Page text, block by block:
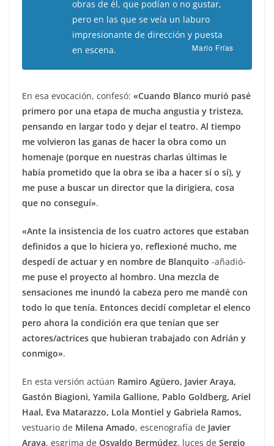
obras de él, que podían o no gustar,
pero en las que se veía un laburo
impresionante de dirección y puesta
en escena.
Mario Frías
En esa evocación, confesó: «Cuando Blanco murió pasé
primero por una etapa de mucha angustia y tristeza,
pensando en largar todo y dejar el teatro. Al tiempo
me volvieron las ganas de hacer la obra como un
homenaje (porque en nuestras charlas últimas le
había prometido que la obra se iba a hacer sí o sí), y
me puse a buscar un director que la dirigiera, cosa
que no conseguí».
«Ante la insistencia de los cuatro actores que estaban
definidos a que lo hiciera yo, reflexioné mucho, me
despedí de actuar y en nombre de Blanquito -añadió-
me puse el proyecto al hombro. Una mezcla de
sensaciones me inundó la cabeza pero me mandé con
todo lo que tenía. Entonces decidí completar el elenco
pero ahora la condición era que tenían que ser
actores/actrices que hubieran trabajado con Adrián y
conmigo».
En esta versión actúan Ramiro Agüero, Javier Araya,
Gastón Biagioni, Yamila Gallione, Pablo Goldberg, Ariel
Haal, Eva Matarazzo, Lola Montiel y Gabriela Ramos,
vestuario de Milena Amado, escenografía de Javier
Araya, esgrima de Osvaldo Bermúdez, luces de Sergio